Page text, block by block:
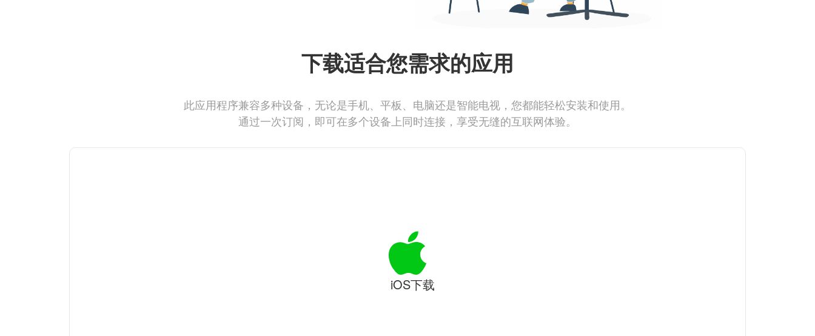
下载适合您需求的应用
此应用程序兼容多种设备，无论是手机、平板、电脑还是智能电视，您都能轻松安装和使用。
通过一次订阅，即可在多个设备上同时连接，享受无缝的互联网体验。
iOS下载